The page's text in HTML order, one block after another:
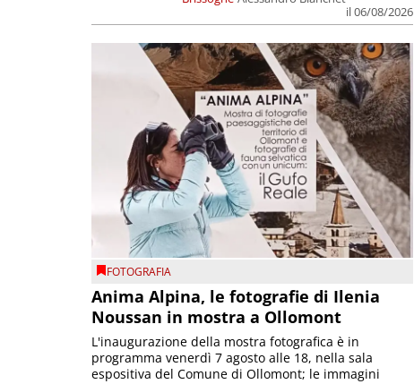
il 06/08/2026
FOTOGRAFIA
Anima Alpina, le fotografie di Ilenia
Noussan in mostra a Ollomont
L'inaugurazione della mostra fotografica è in
programma venerdì 7 agosto alle 18, nella sala
espositiva del Comune di Ollomont; le immagini